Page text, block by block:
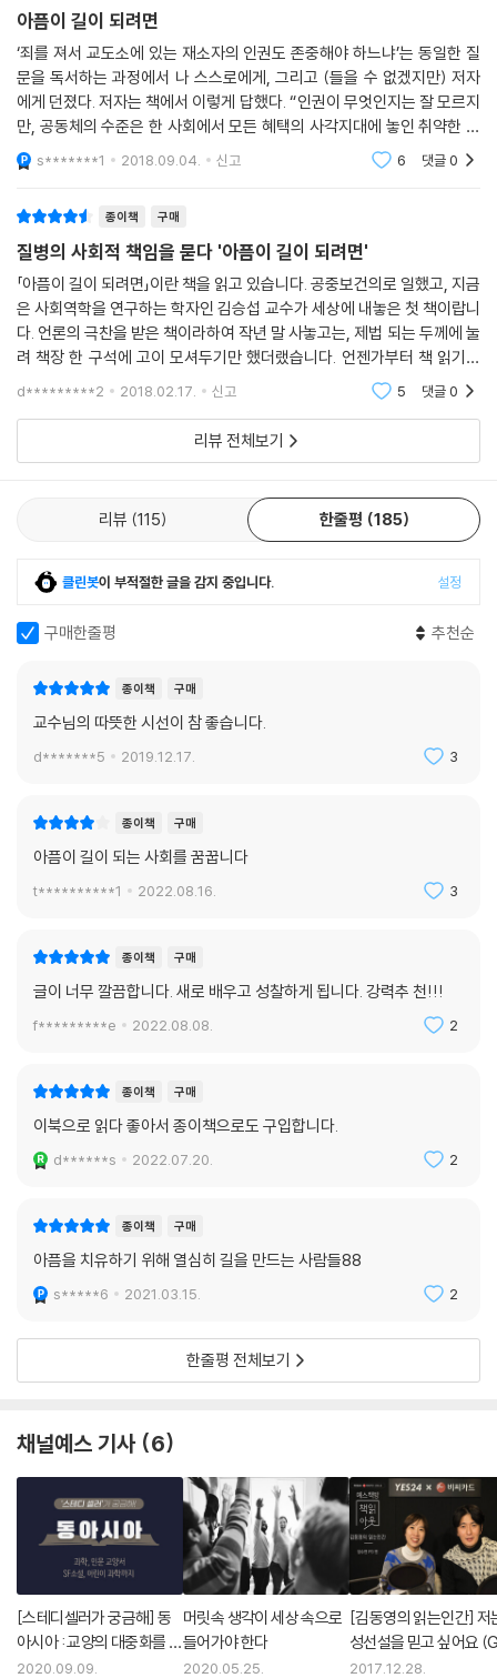
김승섭 교수는 “사회적 환경과 완전히 단절되어 진행되는 병이란 존재할
수 없”다고 말하면서, “인간의 몸과 건강을 어떻게 바라보고, 개개인의 삶
에 대한 공동체의 책임은 어디까지”여야 하는지에 대해 묻는다. 최첨단 의
료 기술의 발전으로 유전자 수준에서 병을 예측하고 치료하는 게 가능해지
더라도, 사회의 변화 없이 개인은 건강해질 수 없다고 말이다. 책에는 저자
가 직접 연구를 통해 수집하고 분석한 데이터를 다양한 그래프와 표로 정
연구 사례들을 독자들이 한눈에 살펴볼 수 있게 돕는다.
소방공무원, 쌍용차 해고노동자, 세월호 생존 학생, 동성애자…
현장에서 이루어진 연구들, 함께 생존하고 함께 건강해지는 법을 말하다
“사회적 원인을 가진 질병은 사회적 해결책이 필요하다”
1. 해고노동자들에게 국가는 무엇이어야 할까
2009년 쌍용자동차 정리해고 후, 직장점거 파업에 참가했던 노동자들의
50.5퍼센트가 외상 후 스트레스 장애를 앓는 것으로 조사되었다. 걸프전
참전 군인의 외상 후 스트레스 장애 유병률이 22퍼센트인 것을 감안하면,
그 심각성이 더 확연히 드러난다. 김승섭 교수는 쌍용차 해고노동자와 그
가족의 연이은 죽음을 지켜보면서, 해고노동자들의 건강 연구를 시작한다.
국내에서는 제대로 작용하지 못하는 ‘적극적 노동시장 프로그램’에 주목하
고 이후 적금이나 보험 등 사적 안전망마저 붕괴되면서, 공적 안전망이 부
야기한다.
2. 세월호 생존 학생 건강 연구부터 성소수자 건강 연구까지
과 연구의 발자취를 고스란히 담고 있다. 천안 소년교도소에서 재소자들을
되는 계기가 되었다. 의과대학 시절, 인턴/레지던트의 수면 부족, 병원 내
폭력으로 대표되는 열악한 근무환경에 대한 문제의식은 연구자가 된 이후,
하는 환자는 안전할 수 있을까?’라는 문제의식을 담고 있으며, 의료과실
무환경과 환자 안전에 대한 연구이기도 하다.
하면서 안산에 상주했고, 심층 면접을 진행했다. 올해 동성애자 군인이 [군
다. 글로 정리된 집회 발언이 책에 수록되어 있다. 최근에는 ‘레인보우 커넥
션 프로젝트’라 불리는 동성애자 건강 연구와 트랜스젠더 건강 연구를 진
영향에 대해서도 책에서 말하고 있다. 또한, 동성애를 질병으로 보거나 치
다. 트랜스젠더가 한국사회에서 쉽사리 성별 전환 수술을 할 수 없는 맥락
을 짚기도 한다. 그 밖에 우리 사회의 인종차별이나 동성애자, AIDS 환자
한국사회의 주요한 문제들을 합리적 근거와 함께 이야기하면서, 동시에 어
연결망이 기대수명에 어떤 영향을 미치는지에 대한 사회역학의 연구 사례
등을 소개하며, 함께 건강하기 위해 공동체는 무엇을 고민해야 하는지에
대해서 이야기한다. 저자 김승섭 교수의 치열한 고민과 사유가 잘 묻어난
몇몇 문장들은 의미 있는 보도사진이나 한국 화가들의 작품과 함께 배치되
어 있어 읽는 재미를 더한다.
아픔이 길이 되려면
‘죄를 져서 교도소에 있는 재소자의 인권도 존중해야 하느냐’는 동일한 질
문을 독서하는 과정에서 나 스스로에게, 그리고 (들을 수 없겠지만) 저자
에게 던졌다. 저자는 책에서 이렇게 답했다. “인권이 무엇인지는 잘 모르지
만, 공동체의 수준은 한 사회에서 모든 혜택의 사각지대에 놓인 취약한 사
람들을 어떻게 대하느냐에 따라 결정되는 것이라고요. 조심스럽지만, 지금
도 그렇게
s*******1 2018.09.04. 신고 6 댓글0
종이책 구매
질병의 사회적 책임을 묻다 '아픔이 길이 되려면'
「아픔이 길이 되려면」이란 책을 읽고 있습니다. 공중보건의로 일했고, 지금
은 사회역학을 연구하는 학자인 김승섭 교수가 세상에 내놓은 첫 책이랍니
다. 언론의 극찬을 받은 책이라하여 작년 말 사놓고는, 제법 되는 두께에 눌
려 책장 한 구석에 고이 모셔두기만 했더랬습니다. 언젠가부터 책 읽기가
힘겨워지고 밀도있는 글도 쓰지 못하는 터라, 읽지 못할 것을 알면서도 아
d*********2 2018.02.17. 신고 5 댓글0
리뷰 전체보기
리뷰 115 한줄평 185
클린봇이 부적절한 글을 감지 중입니다. 설정
구매한줄평 추천순
종이책 구매
교수님의 따뜻한 시선이 참 좋습니다.
d*******5 2019.12.17. 3
종이책 구매
아픔이 길이 되는 사회를 꿈꿉니다
t**********1 2022.08.16. 3
종이책 구매
글이 너무 깔끔합니다. 새로 배우고 성찰하게 됩니다. 강력추 천!!!
f*********e 2022.08.08. 2
종이책 구매
이북으로 읽다 좋아서 종이책으로도 구입합니다.
d******s 2022.07.20. 2
종이책 구매
아픔을 치유하기 위해 열심히 길을 만드는 사람들88
s*****6 2021.03.15. 2
한줄평 전체보기
채널예스 기사 6
[스테디셀러가 궁금해] 동
아시아 : 교양의 대중화를 꿈
꾸다
2020.09.09.
머릿속 생각이 세상 속으로
들어가야 한다
2020.05.25.
[김동영의 읽는인간] 저
성선설을 믿고 싶어요
장수연 PD)
2017.12.28.